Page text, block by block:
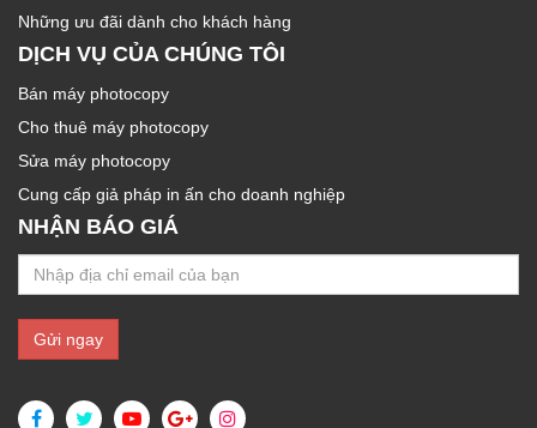
Những ưu đãi dành cho khách hàng
DỊCH VỤ CỦA CHÚNG TÔI
Bán máy photocopy
Cho thuê máy photocopy
Sửa máy photocopy
Cung cấp giả pháp in ấn cho doanh nghiệp
NHẬN BÁO GIÁ